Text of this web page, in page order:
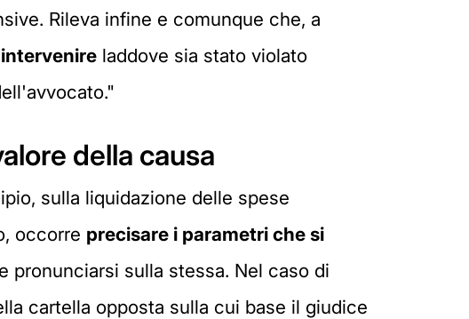
Rileva infine e comunque che, a
laddove sia stato violato
della causa
sulla liquidazione delle spese
occorre precisare i parametri che si
e pronunciarsi sulla stessa. Nel caso di
cartella opposta sulla cui base il giudice